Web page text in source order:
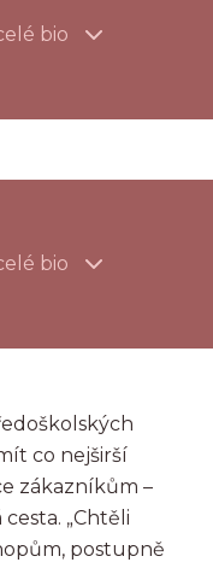
bio
bio
co nejširší
zákazníkům –
„Chtěli
postupně